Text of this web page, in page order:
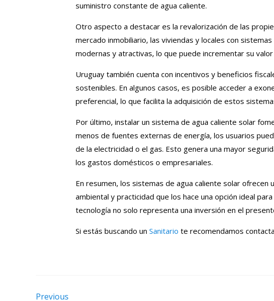
suministro constante de agua caliente.
Otro aspecto a destacar es la revalorización de las
mercado inmobiliario, las viviendas y locales con
modernas y atractivas, lo que puede incrementar su
Uruguay también cuenta con incentivos y beneficios
sostenibles. En algunos casos, es posible acceder a
preferencial, lo que facilita la adquisición de estos
Por último, instalar un sistema de agua caliente solar
menos de fuentes externas de energía, los usuarios
de la electricidad o el gas. Esto genera una mayor
los gastos domésticos o empresariales.
En resumen, los sistemas de agua caliente solar ofrecen
ambiental y practicidad que los hace una opción ideal
tecnología no solo representa una inversión en el
Si estás buscando un Sanitario te recomendamos
Previous